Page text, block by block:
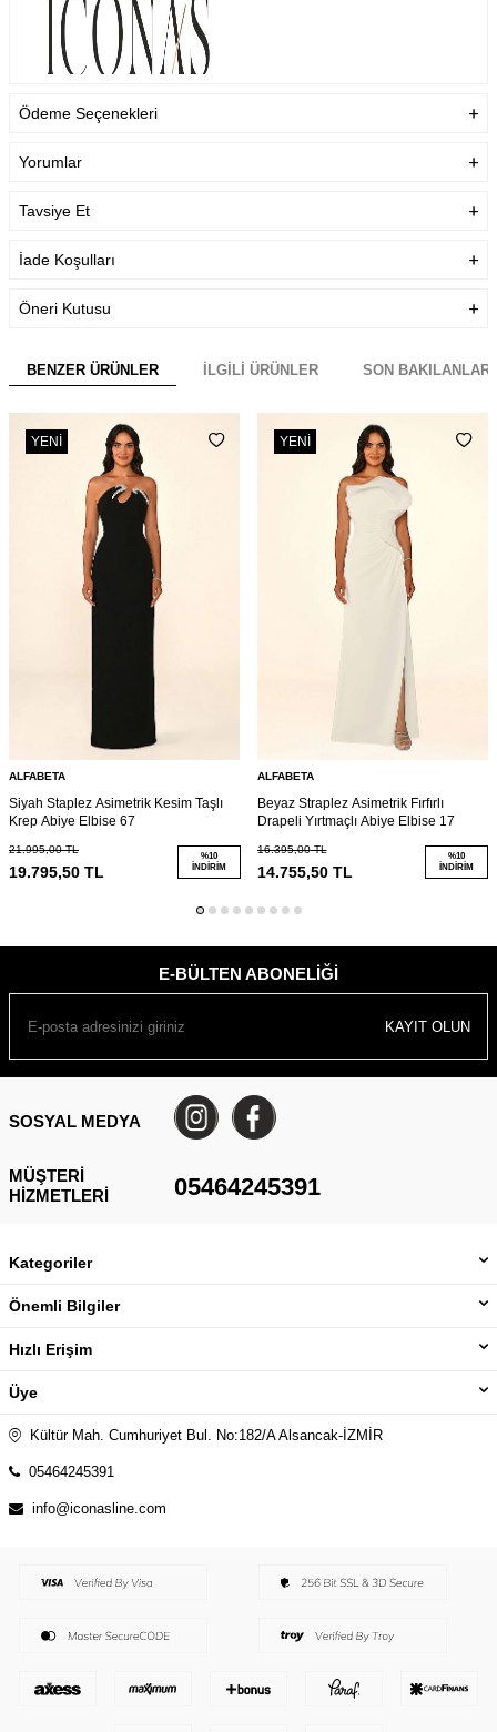
Ödeme Seçenekleri
Yorumlar
Tavsiye Et
İade Koşulları
Öneri Kutusu
BENZER ÜRÜNLER İLGILI ÜRÜNLER SON BAKILANLAR
YENI
ALFABETA
Siyah Staplez Asimetrik Kesim Taşlı
Krep Abiye Elbise 67
21.995,00TL
19.795,50 TL
%10
İNDIRIM
YENI
ALFABETA
Beyaz Straplez Asimetrik Fırfırlı
Drapeli Yırtmaçlı Abiye Elbise 17
16.395,00TL
14.755,50TL
%10
İNDIRIM
E-BÜLTEN ABONELIĞI
KAYIT OLUN
SOSYAL MEDYA
MÜŞTERI
HIZMETLERI
05464245391
Kategoriler
Önemli Bilgiler
Hızlı Erişim
Üye
Kültür Mah. Cumhuriyet Bul. No:182/A Alsancak-İZMİR
05464245391
info@iconasline.com